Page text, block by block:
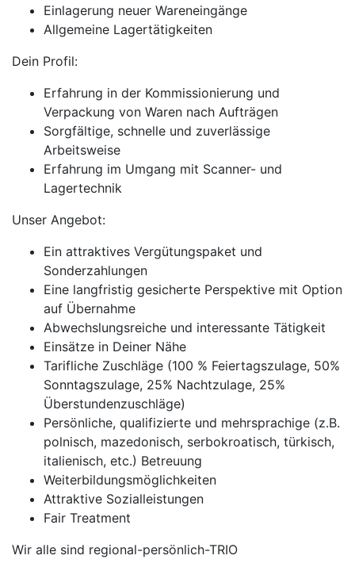
Einlagerung neuer Wareneingänge
Allgemeine Lagertätigkeiten
Dein Profil:
Erfahrung in der Kommissionierung und
Verpackung von Waren nach Aufträgen
Sorgfältige, schnelle und zuverlässige
Arbeitsweise
Erfahrung im Umgang mit Scanner- und
Lagertechnik
Unser Angebot:
Ein attraktives Vergütungspaket und
Sonderzahlungen
Eine langfristig gesicherte Perspektive mit Option
auf Übernahme
Abwechslungsreiche und interessante Tätigkeit
Einsätze in Deiner Nähe
Tarifliche Zuschläge (100 % Feiertagszulage, 50%
Sonntagszulage, 25% Nachtzulage, 25%
Überstundenzuschläge)
Persönliche, qualifizierte und mehrsprachige (z.B.
polnisch, mazedonisch, serbokroatisch, türkisch,
italienisch, etc.) Betreuung
Weiterbildungsmöglichkeiten
Attraktive Sozialleistungen
Fair Treatment
Wir alle sind regional-persönlich-TRIO